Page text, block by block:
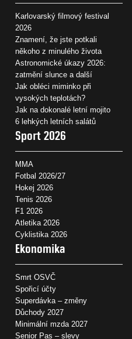
Karlovarský filmový festival
2026
Znamení, že jste potkali
někoho z minulého života
Astronomické úkazy 2026:
zatmění slunce a další
Jak obléci miminko při
vysokých teplotách?
Jak na dokonalé letní mojito
6 lehkých letních salátů
Sport 2026
MMA
Fotbal 2026/27
Hokej 2026
Tenis 2026
F1 2026
Atletika 2026
Cyklistika 2026
Ekonomika
Smrt OSVČ
Spořicí účty
Superdávka – změny
Důchody 2027
Minimální mzda 2027
Senior Pas – slevy